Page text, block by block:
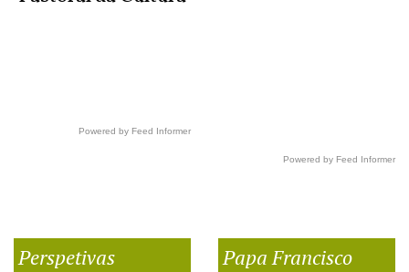
Powered by Feed Informer
Powered by Feed Informer
Perspetivas Papa Francisco